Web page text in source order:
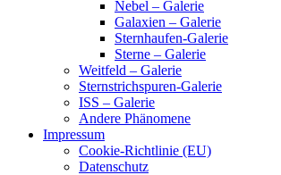
Nebel – Galerie
Galaxien – Galerie
Sternhaufen-Galerie
Sterne – Galerie
Weitfeld – Galerie
Sternstrichspuren-Galerie
ISS – Galerie
Andere Phänomene
Impressum
Cookie-Richtlinie (EU)
Datenschutz